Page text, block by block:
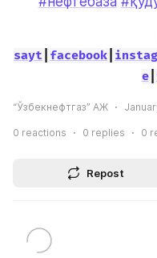
sayt facebook
e|
“Ўзбекнефтгаз” АЖ
0 reactions 0 replies 0
Repost